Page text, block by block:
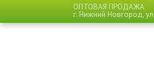
ОПТОВАЯ ПРОДАЖА
г. Нижний Новгород,